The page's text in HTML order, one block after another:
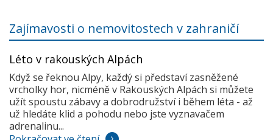
Zajímavosti o nemovitostech v zahraničí
Léto v rakouských Alpách
Když se řeknou Alpy, každý si představí zasněžené
vrcholky hor, nicméně v Rakouských Alpách si můžete
užít spoustu zábavy a dobrodružství i během léta - až
už hledáte klid a pohodu nebo jste vyznavačem
adrenalinu...